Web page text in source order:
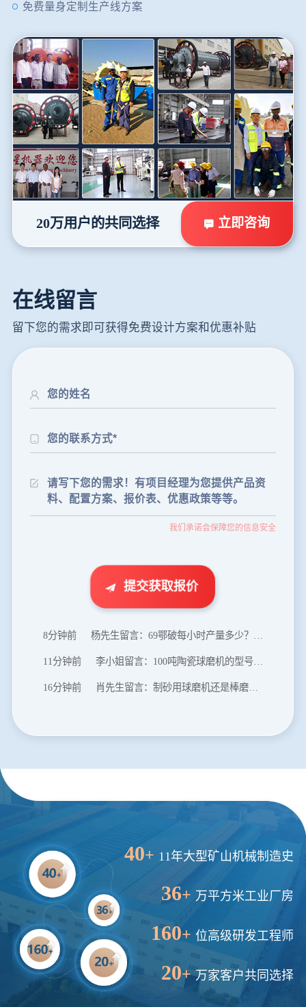
免费量身定制生产线方案
20万用户的共同选择 立即咨询
在线留言
留下您的需求即可获得免费设计方案和优惠补贴
我们承诺会保障您的信息安全
提交获取报价
24分钟前 朱先生留言：制砂机3000吨一套多少钱？
35分钟前 张先生留言：碎石机有几种型号？碎石机械设备一套价格？
武先生留言：年产100万吨机制砂，用什么设备？
王先生留言：建一条石料破碎生产线，规模300吨/小时，提供设备选型和报价。
陈先生留言：每小时100吨建筑垃圾粉碎机？推荐用什么型号？
8分钟前 杨先生留言：69鄂破每小时产量多少？参数和工作视频。
11分钟前 李小姐留言：100吨陶瓷球磨机的型号和参数？
16分钟前 肖先生留言：制砂用球磨机还是棒磨机？每小时100吨价格。
24分钟前 朱先生留言：制砂机3000吨一套多少钱？
谢先生留言：球磨机多少钱一台？提供型号和参数。
王先生留言：建一条石料破碎生产线，规模300吨/小时，提供设备选型和报价。
5分钟前 陈先生留言：每小时100吨建筑垃圾粉碎机？推荐用什么型号？
40+ 11年大型矿山机械制造史
36+ 万平方米工业厂房
160+ 位高级研发工程师
20+ 万家客户共同选择